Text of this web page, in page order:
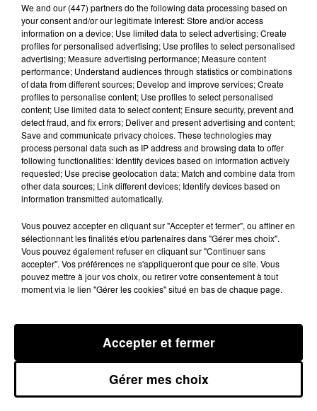
Lecture (2 min 22 sec)
Emmanuel Bouisset
100% Chez vous dans le Tarn
24 juin 2025 - 2 min 22 sec
PODCAST DE L'ÉMISSION 100% CHEZ VOUS
AVEC LE FEU DE LA SAINT JEAN À ALBI
Le traditionnel FEU DE LA SAINT JEAN LE MARDI 24
JUIN A PARTIR DE 18H au Square Nougarède (Albi)
L'association Breuil Mazicou propose un menu pour
L'APÉRITIF VOUS SERAS OFFERT
POULET AUX OLIVES ET CITRON CONFIT
accompagnés de Semoule
+ Une Crèpe au choix ( Nutella ou Sucre...)
We and our (447) partnersdo the following data processing based on
your consent and/or our legitimate interest: Store and/or access
information on a device; Use limited data to select advertising; Create
profiles for personalised advertising; Use profiles to select personalised
advertising; Measure advertising performance; Measure content
performance; Understand audiences through statistics or combinations
of data from different sources; Develop and improve services; Create
profiles to personalise content; Use profiles to select personalised
content; Use limited data to select content; Ensure security, prevent and
detect fraud, and fix errors; Deliver and present advertising and content;
Save and communicate privacy choices. These technologies may
process personal data such as IP address and browsing data to offer
following functionalities: Identify devices based on information actively
requested; Use precise geolocation data; Match and combine data from
other data sources; Link different devices; Identify devices based on
information transmitted automatically.
Vous pouvez accepter en cliquant sur "Accepter et fermer", ou affiner en
sélectionnant les finalités et/ou partenaires dans "Gérer mes choix".
Vous pouvez également refuser en cliquant sur "Continuer sans
accepter". Vos préférences ne s'appliqueront que pour ce site. Vous
pouvez mettre à jour vos choix, ou retirer votre consentement à tout
moment via le lien "Gérer les cookies" situé en bas de chaque page.
Gérer mes choix
Accepter et fermer